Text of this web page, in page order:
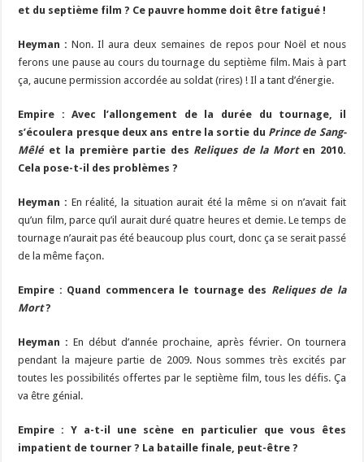
et du septième film ? Ce pauvre homme doit être fatigué !
Heyman : Non. Il aura deux semaines de repos pour Noël et nous
ferons une pause au cours du tournage du septième film. Mais à part
ça, aucune permission accordée au soldat (rires) ! Il a tant d’énergie.
Empire : Avec l’allongement de la durée du tournage, il
s’écoulera presque deux ans entre la sortie du Prince de Sang-
Mêléet la première partie des Reliques de la Morten 2010.
Cela pose-t-il des problèmes ?
Heyman : En réalité, la situation aurait été la même si on n’avait fait
qu’un film, parce qu’il aurait duré quatre heures et demie. Le temps de
tournage n’aurait pas été beaucoup plus court, donc ça se serait passé
de la même façon.
Empire : Quand commencera le tournage des Reliques de la
Mort?
Heyman : En début d’année prochaine, après février. On tournera
pendant la majeure partie de 2009. Nous sommes très excités par
toutes les possibilités offertes par le septième film, tous les défis. Ça
va être génial.
Empire : Y a-t-il une scène en particulier que vous êtes
impatient de tourner ? La bataille finale, peut-être ?